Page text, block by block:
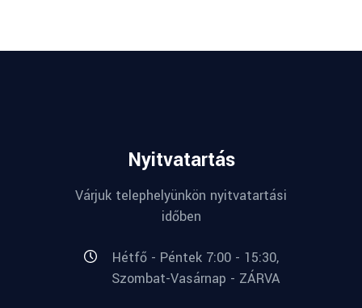
Nyitvatartás
Várjuk telephelyünkön nyitvatartási
időben
Hétfő - Péntek 7:00 - 15:30,
Szombat-Vasárnap - ZÁRVA